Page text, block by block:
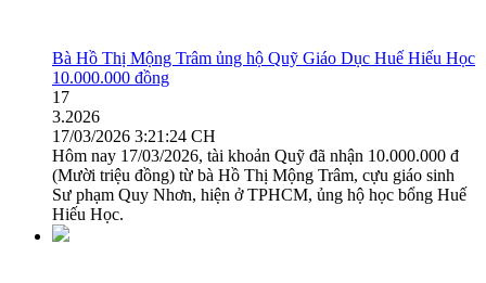
Bà Hồ Thị Mộng Trâm ủng hộ Quỹ Giáo Dục Huế Hiếu Học
10.000.000 đồng
17
3.2026
17/03/2026 3:21:24 CH
Hôm nay 17/03/2026, tài khoản Quỹ đã nhận 10.000.000 đ
(Mười triệu đồng) từ bà Hồ Thị Mộng Trâm, cựu giáo sinh
Sư phạm Quy Nhơn, hiện ở TPHCM, ủng hộ học bổng Huế
Hiếu Học.